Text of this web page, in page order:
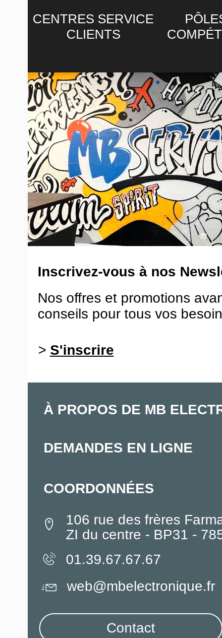
CENTRES SERVICE
CLIENTS
Inscrivez-vous à nos
Nos offres et promotions
conseils pour tous vos
> S'inscrire
À PROPOS DE MB
DEMANDES EN LIGNE
COORDONNÉES
106 rue des frères
ZI du centre - BP31 -
01.39.67.67.67
web@mbelectronique.fr
Contact